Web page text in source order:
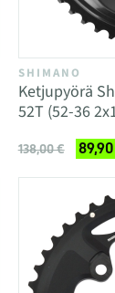
SHIMANO
Ketjupyörä
52T (52-36
138,00 €